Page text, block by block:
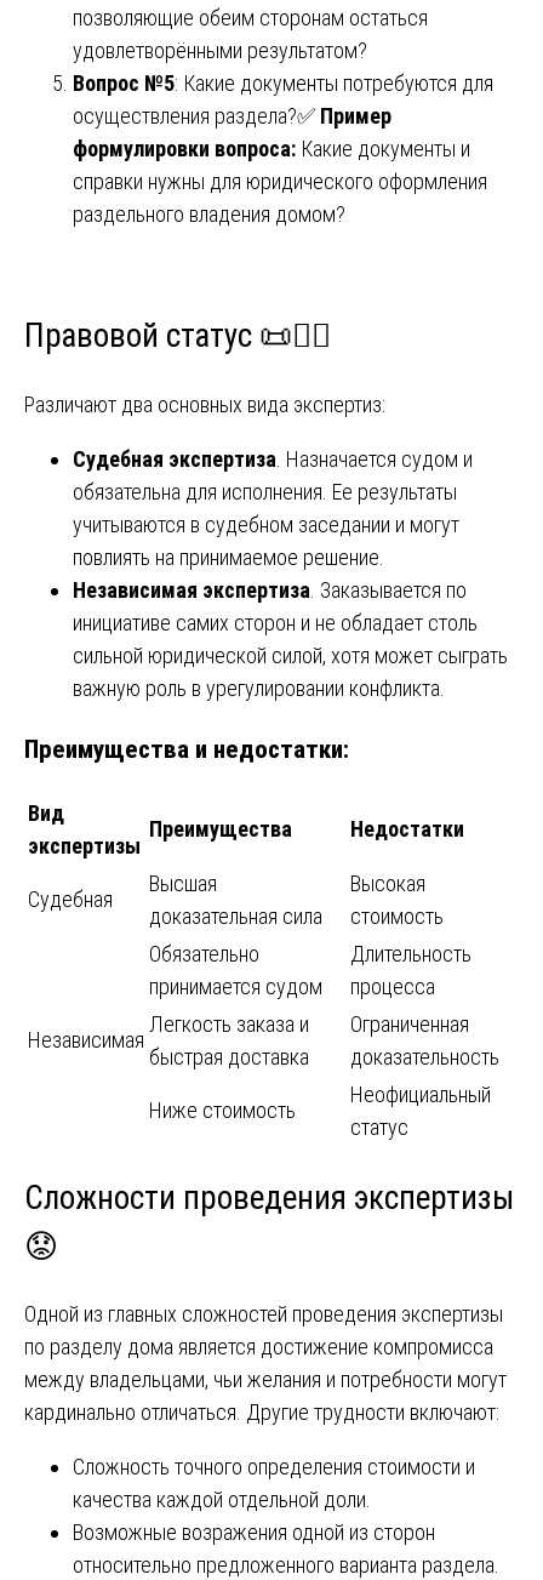
позволяющие обеим сторонам остаться
удовлетворёнными результатом?
Вопрос №5: Какие документы потребуются для
осуществления раздела?✅ Пример
формулировки вопроса: Какие документы и
справки нужны для юридического оформления
раздельного владения домом?
Правовой статус 📜👮‍♂️
Различают два основных вида экспертиз:
Судебная экспертиза . Назначается судом и
обязательна для исполнения. Ее результаты
учитываются в судебном заседании и могут
повлиять на принимаемое решение.
Независимая экспертиза . Заказывается по
инициативе самих сторон и не обладает столь
сильной юридической силой, хотя может сыграть
важную роль в урегулировании конфликта.
Преимущества и недостатки:
Вид
экспертизы
Преимущества Недостатки
Судебная
Высшая
доказательная сила
Высокая
стоимость
Обязательно
принимается судом
Длительность
процесса
Независимая
Легкость заказа и
быстрая доставка
Ограниченная
доказательность
Ниже стоимость
Неофициальный
статус
Сложности проведения экспертизы
😟
Одной из главных сложностей проведения экспертизы
по разделу дома является достижение компромисса
между владельцами, чьи желания и потребности могут
кардинально отличаться. Другие трудности включают:
Сложность точного определения стоимости и
качества каждой отдельной доли.
Возможные возражения одной из сторон
относительно предложенного варианта раздела.